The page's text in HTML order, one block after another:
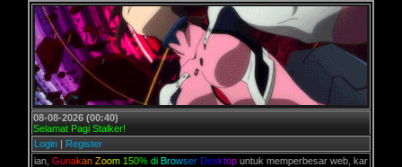
08-08-2026 (00:40)
Selamat Pagi Stalker!
Login | Register
Gun akan Zoom 150% di Br owser Desktopuntuk memperbesar web, karena aslinya